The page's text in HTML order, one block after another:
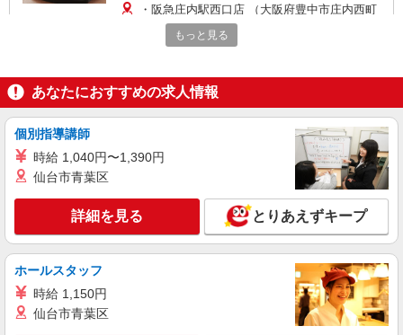
・阪急庄内駅西口店 （大阪府豊中市庄内西町
2-22-3／阪急宝塚線「庄内」駅徒歩1分）
アルバイト パート
ピザハット 豊中名神口店
時給1,210円以上 平日 時給1,210円以上 高校
大阪府豊中市名神口1ー2ー11
キープ 詳細を見る
アルバイト パート
すき家 豊中熊野町店
すき家の店舗スタッフ（接客・調理・清掃な
もっと見る
あなたにおすすめの求人情報
個別指導講師
時給 1,040円〜1,390円
仙台市青葉区
詳細を見る とりあえずキープ
ホールスタッフ
時給 1,150円
仙台市青葉区